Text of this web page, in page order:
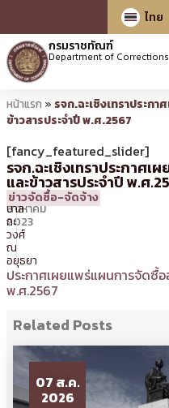
ไทย
กรมราชทัณฑ์
Department of Corrections
หน้าแรก » รจก.ฉะเชิงเทราประก
ข้าวสารประจำปี พ.ศ.2567
[fancy_featured_slider]
รจก.ฉะเชิงเทราประกาศ
และข้าวสารประจำปี พ.ศ
29
สิงหาคม
2023
13:43 น.
โดย
นเรศ
ปาล
กะ
วงศ์
ณ
อยุธยา
ข่าวจัดซื้อ-จัดจ้าง
ประกาศเผยแพร่แผนการจัดซื้อ
พ.ศ.2567
Related Posts
07 ส.ค.
2026